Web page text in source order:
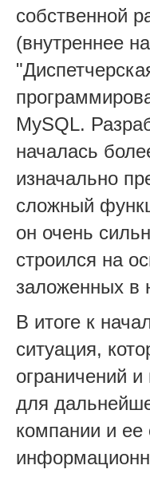
собственной
(внутреннее
MySQL.
началась
изначально
сложный
он очень
строился на
заложенных в
В итоге к
ситуация,
ограничений
для
компании и